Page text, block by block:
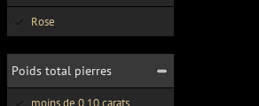
Rose
Poids total pierres
moins de 0.10 carats